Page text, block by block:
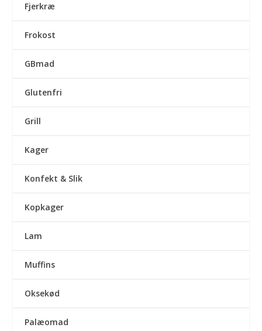
Fjerkræ
Frokost
GBmad
Glutenfri
Grill
Kager
Konfekt & Slik
Kopkager
Lam
Muffins
Oksekød
Palæomad